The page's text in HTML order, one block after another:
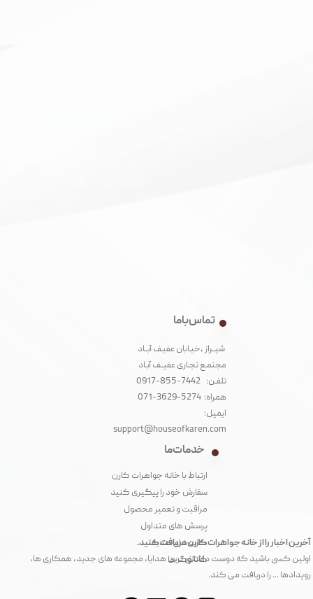
آخرین اخبار را از خانه جواهرات کارن دریافت کنید.
اولین کسی باشید که دوست داشتنی ترین هدایا، مجموعه های جدید، همکاری ها،
رویدادها ... را دریافت می کند.
تماس با ما
شیــراز ،خیـابان عفیـف آبــاد
مجتمـع تجـاری عفیــف آبـاد‌
تلفـن: 7442-855-0917
همراه: 5274-3629-071
ایمیل:
support@houseofkaren.com
خدمات ما
ارتباط با خانه جواهرات کارن
سفارش خود را پیگیری کنید
مراقبت و تعمیر محصول
پرسش های متداول
کارت های هدیه
کاتالوگ ها